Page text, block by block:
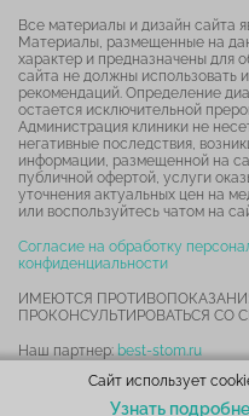
Все материалы и дизайн сайта
Материалы, размещенные на
характер и предназначены для
сайта не должны использовать
рекомендаций. Определение
остается исключительной
Администрация клиники не
негативные последствия,
информации, размещенной на
публичной офертой, услуги
уточнения актуальных цен на
или воспользуйтесь чатом на
Согласие на обработку
конфиденциальности
ИМЕЮТСЯ
ПРОКОНСУЛЬТИРОВАТЬСЯ СО
Наш партнер: best-stom.ru
Карта сайтаСайт использует
Узнать